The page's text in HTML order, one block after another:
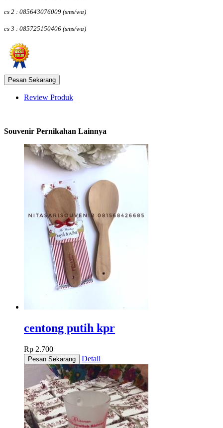
cs 2 : 085643076009 (sms/wa)
cs 3 : 085725150406 (sms/wa)
Review Produk
Souvenir Pernikahan Lainnya
centong putih kpr
Rp 2.700
Detail